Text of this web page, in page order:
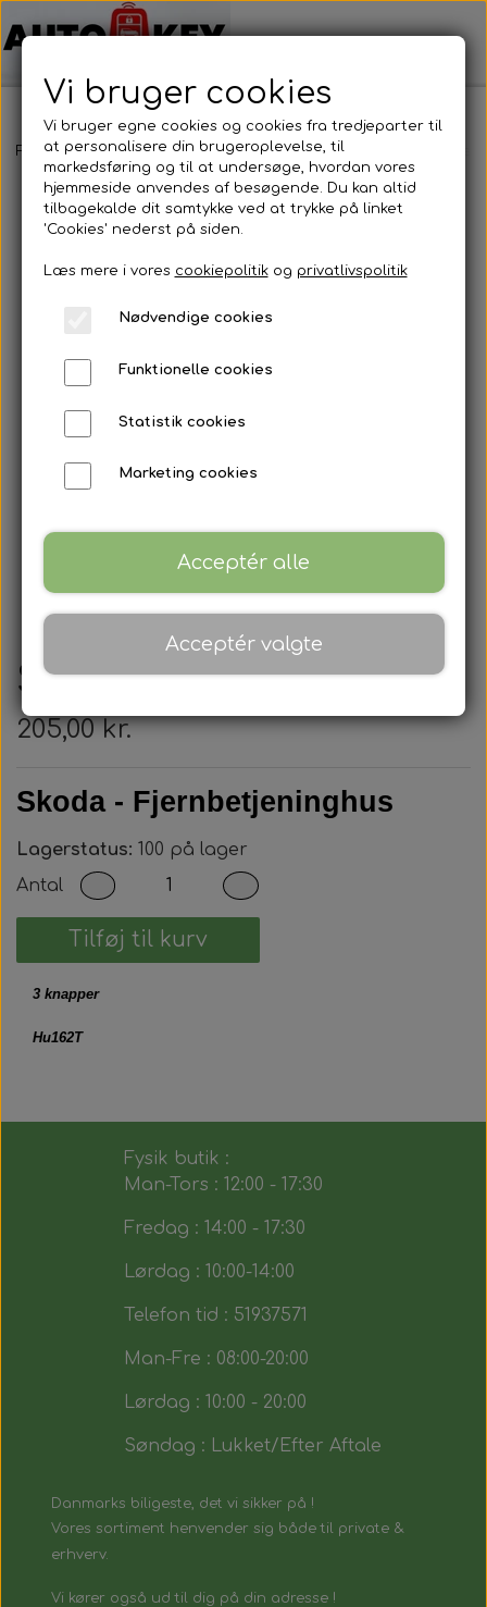
Forside Bilnøgler SEAT / Skoda Nøglehus
Skoda - Nøglehus
205,00 kr.
Skoda - Fjernbetjeninghus
Lagerstatus: 100 på lager
Antal
Tilføj til kurv
3 knapper
Hu162T
Fysik butik :
Man-Tors : 12:00 - 17:30
Fredag : 14:00 - 17:30
Lørdag : 10:00-14:00
Telefon tid : 51937571
Man-Fre : 08:00-20:00
Lørdag : 10:00 - 20:00
Søndag : Lukket/Efter Aftale
Danmarks biligeste, det vi sikker på !
Vores sortiment henvender sig både til private &
erhverv.
Vi kører også ud til dig på din adresse !
Vi bruger cookies
Vi bruger egne cookies og cookies fra tredjeparter til
at personalisere din brugeroplevelse, til
markedsføring og til at undersøge, hvordan vores
hjemmeside anvendes af besøgende. Du kan altid
tilbagekalde dit samtykke ved at trykke på linket
'Cookies' nederst på siden.
Læs mere i vores cookiepolitikog privatlivspolitik
Nødvendige cookies
Funktionelle cookies
Statistik cookies
Marketing cookies
Acceptér alle
Acceptér valgte